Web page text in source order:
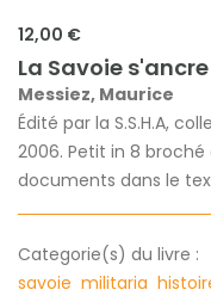
12,00 €
La Savoie
Messiez, Maurice
Édité par la S.S.H.A,
2006. Petit in 8
documents dans le
Categorie(s) du livre :
savoie militaria